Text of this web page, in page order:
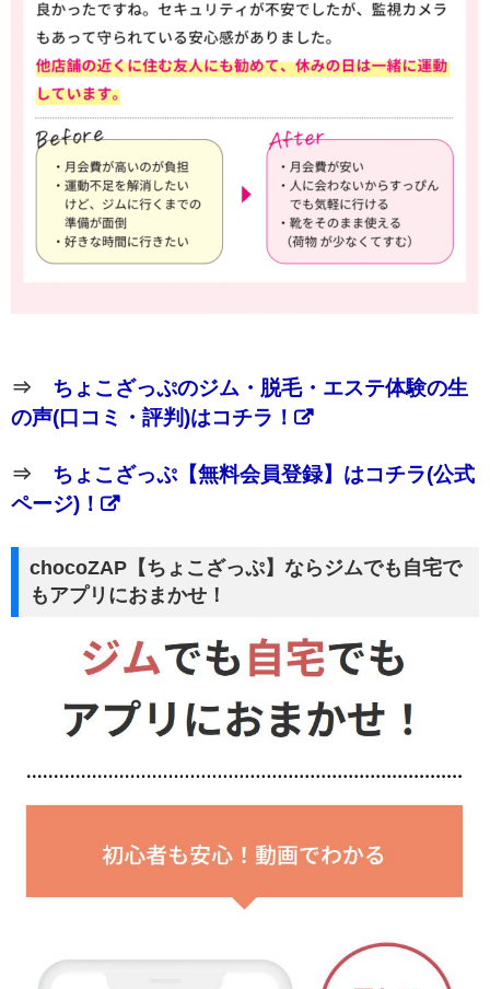
⇒ ちょこざっぷのジム・脱毛・エステ体験の生
の声(口コミ・評判)はコチラ！
⇒ ちょこざっぷ【無料会員登録】はコチラ(公式
ページ)！
chocoZAP【ちょこざっぷ】ならジムでも自宅で
もアプリにおまかせ！